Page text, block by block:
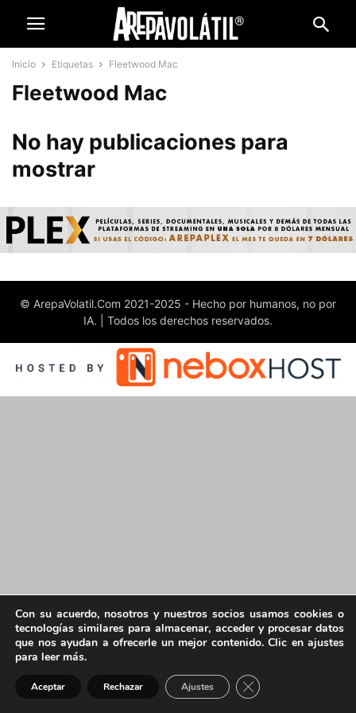
Inicio Etiquetas Fleetwood Mac
Fleetwood Mac
No hay publicaciones para
mostrar
© ArepaVolatil.Com 2021-2025 - Hecho por humanos, no por
IA. | Todos los derechos reservados.
Con su acuerdo, nosotros y nuestros socios usamos cookies o
tecnologías similares para almacenar, acceder y procesar datos
que nos ayudan a ofrecerle un mejor contenido. Clic en ajustes
para leer más.
Aceptar Rechazar Ajustes Cerrar el banner de